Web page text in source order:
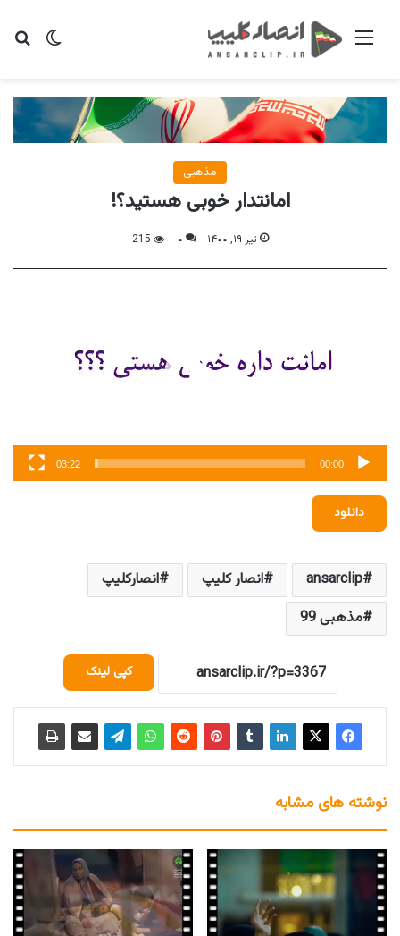
تغییر منو
مذهبی
امانتدار خوبی هستید؟!
تیر ۱۹, ۱۴۰۰ ۰ 215
نمایشگر
00:00
03:22
دانلود
ansarclip انصار کلیپ
انصارکلیپ
مذهبی 99
کپی لینک
نوشته های مشابه